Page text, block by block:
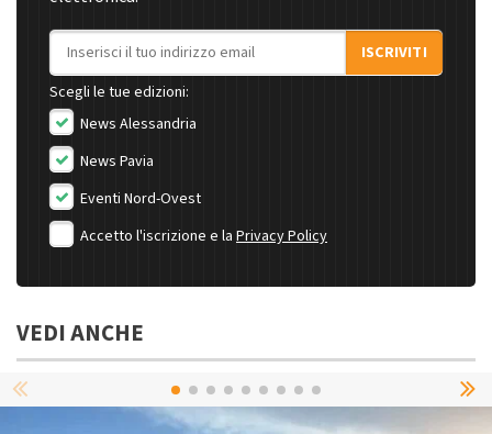
Indirizzo email
ISCRIVITI
Scegli le tue edizioni:
News Alessandria
News Pavia
Eventi Nord-Ovest
Accetto l'iscrizione e la Privacy Policy
VEDI ANCHE